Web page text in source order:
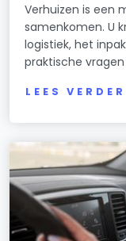
Verhuizen is een
samenkomen. U
logistiek, het
praktische
LEES VERDER